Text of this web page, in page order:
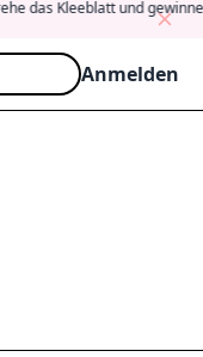
das Kleeblatt und gewinne
Anmelden